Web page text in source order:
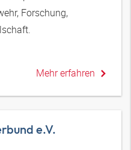
Forschung,
Mehr erfahren
e.V.